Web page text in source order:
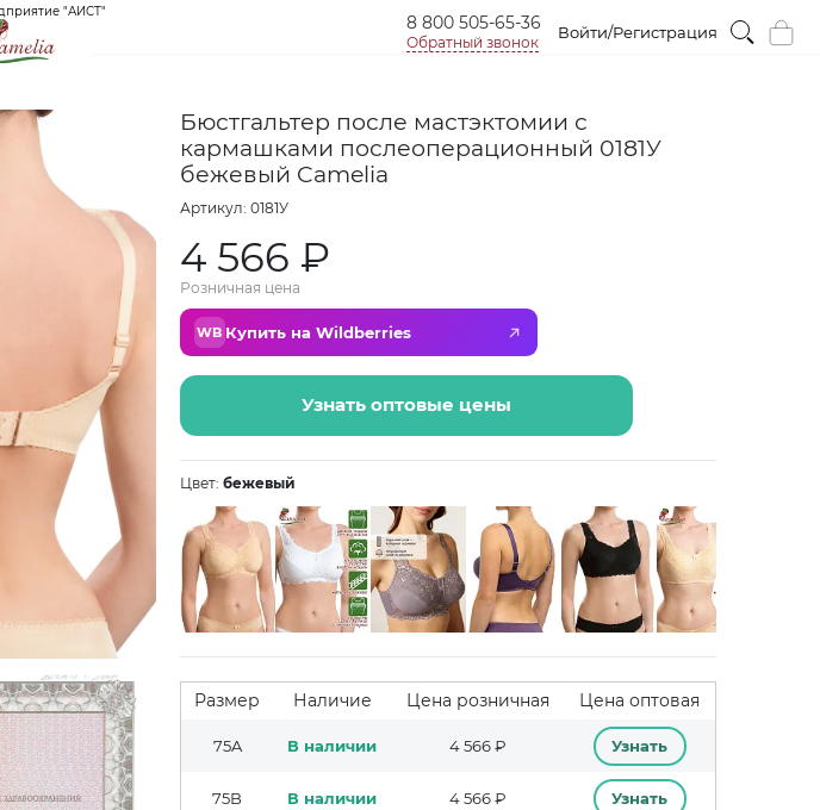
"АИСТ"
8 800 505-65-36
Обратный звонок
Войти/Регистрация
Бюстгальтер после мастэктомии с
кармашками послеоперационный 0181У
бежевый Camelia
Артикул: 0181У
4 566 ₽
Розничная цена
WB Купить на Wildberries
Узнать оптовые цены
Цвет: бежевый
Размер Наличие Цена розничная Цена оптовая
75A В наличии 4 566 ₽ Узнать
75B В наличии 4 566 ₽ Узнать